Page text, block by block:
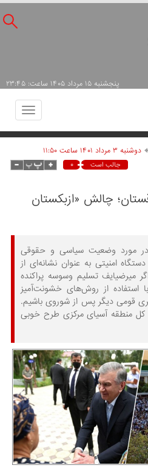
پنجشنبه ۱۵ مرداد ۱۴۰۵ ساعت: ۲۳:۴۵
Toggle
دوشنبه ۳ مرداد ۱۴۰۱ ساعت ۱۱:۵۰
جالب است ۰
چالش «ازبکستان
مورد وضعیت سیاسی و حقوقی
امنیتی به عنوان نشانه‌ای از
میرضیایف تسلیم وسوسه پراکنده
استفاده از روش‌های خشونت‌آمیز
قومی دیگر پس از شوروی باشیم.
کل منطقه آسیای مرکزی طرح خوبی